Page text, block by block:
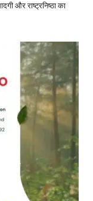
और राष्ट्रनिष्ठा का